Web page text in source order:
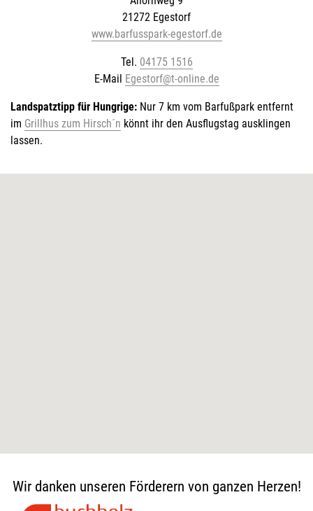
21272 Egestorf
www.barfusspark-egestorf.de
Tel. 04175 1516
E-Mail Egestorf@t-online.de
Landspatztipp für Hungrige: Nur 7 km vom Barfußpark entfernt
im Grillhus zum Hirsch´n könnt ihr den Ausflugstag ausklingen
lassen.
Wir danken unseren Förderern von ganzen Herzen!